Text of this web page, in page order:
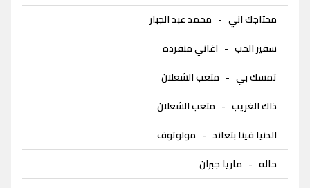
محتاجك اني - محمد عبد الجبار
سفير الحب - اغاني منفرده
تمسك بي - متعب الشعلان
ذاك الغريب - متعب الشعلان
الدنيا فينا بتعاند - مولوتوف
حاله - ماريا جبران